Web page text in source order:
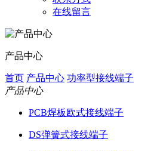
在线留言
产品中心
首页 产品中心 功率型接线端子
产品中心
PCB焊板欧式接线端子
DS弹簧式接线端子